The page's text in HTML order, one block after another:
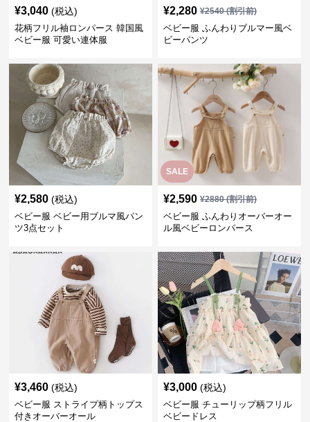
¥3,040 (税込)
花柄フリル袖ロンパース 韓国風
ベビー服 可愛い連体服
¥2,280 ¥2540(割引前)
ベビー服 ふんわりブルマー風ベ
ビーパンツ
¥2,580 (税込)
ベビー服 ベビー用ブルマ風パン
ツ3点セット
SALE
¥2,590 ¥2880(割引前)
ベビー服 ふんわりオーバーオー
ル風ベビーロンパース
¥3,460 (税込)
ベビー服 ストライプ柄トップス
付きオーバーオール
¥3,000 (税込)
ベビー服 チューリップ柄フリル
ベビードレス